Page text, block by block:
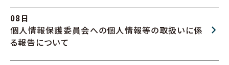
08日
個人情報保護委員会への個人情報等の取扱いに係
る報告について